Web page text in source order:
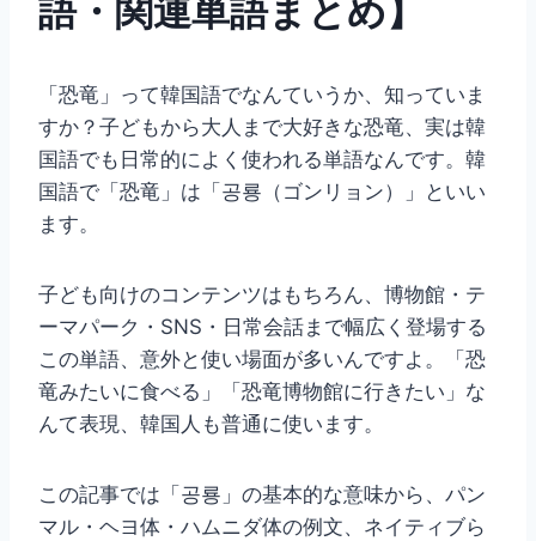
語・関連単語まとめ】
「恐竜」って韓国語でなんていうか、知っていま
すか？子どもから大人まで大好きな恐竜、実は韓
国語でも日常的によく使われる単語なんです。韓
国語で「恐竜」は「공룡（ゴンリョン）」といい
ます。
子ども向けのコンテンツはもちろん、博物館・テ
ーマパーク・SNS・日常会話まで幅広く登場する
この単語、意外と使い場面が多いんですよ。「恐
竜みたいに食べる」「恐竜博物館に行きたい」な
んて表現、韓国人も普通に使います。
この記事では「공룡」の基本的な意味から、パン
マル・ヘヨ体・ハムニダ体の例文、ネイティブら